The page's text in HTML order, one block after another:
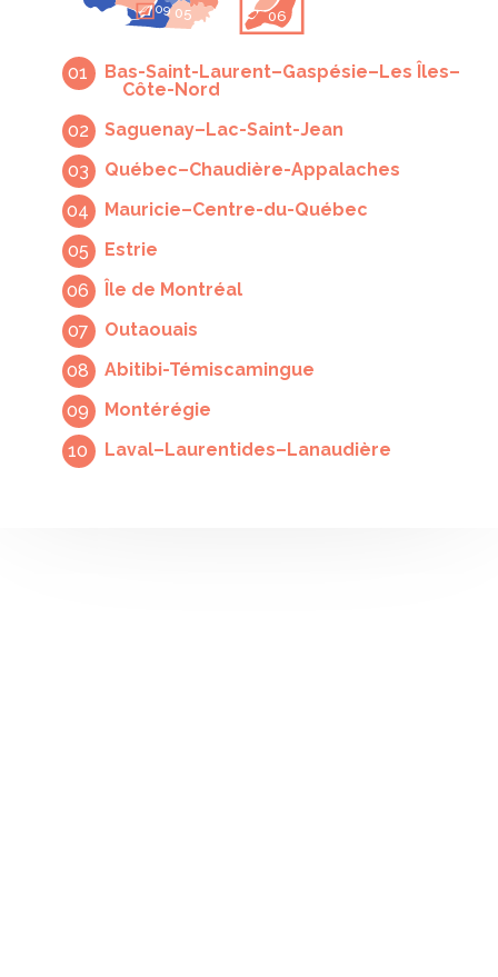
05
09 06
Bas-Saint-Laurent–Gaspésie–Les Îles–
Côte-Nord
Saguenay–Lac-Saint-Jean
Québec–Chaudière-Appalaches
Mauricie–Centre-du-Québec
Estrie
Île de Montréal
Outaouais
Abitibi-Témiscamingue
Montérégie
Laval–Laurentides–Lanaudière